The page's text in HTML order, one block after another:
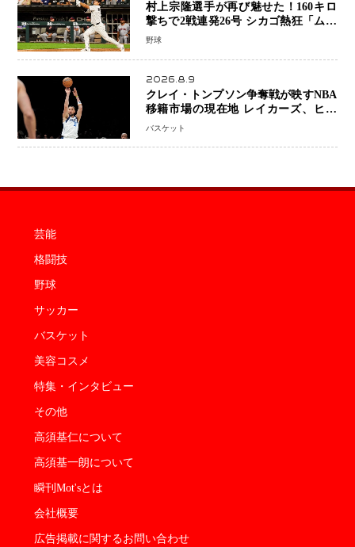
村上宗隆選手が再び魅せた！160キロ
撃ちで2戦連発26号 シカゴ熱狂「ムネ
はスターだ」米ファンの人気も急上昇
野球
2026.8.9
クレイ・トンプソン争奪戦が映すNBA
移籍市場の現在地 レイカーズ、ヒー
トが注目する36歳の名シューターをマ
バスケット
芸能
格闘技
野球
サッカー
バスケット
美容コスメ
特集・インタビュー
その他
高須基仁について
高須基一朗について
瞬刊Mot'sとは
会社概要
広告掲載に関するお問い合わせ